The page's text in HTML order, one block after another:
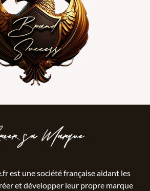
est une société française aidant les
et développer leur propre marque